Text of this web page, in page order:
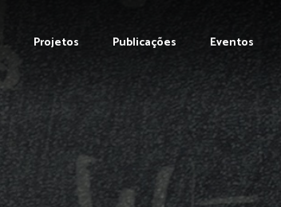
Projetos Publicações Eventos